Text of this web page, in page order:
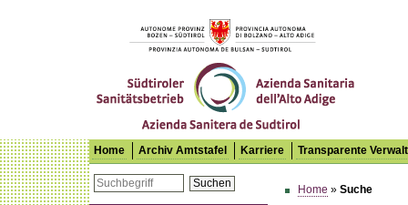
Südtiroler Sanitätsbetrieb
Home Archiv Amtstafel Karriere Transparente
Suchen Home » Suche